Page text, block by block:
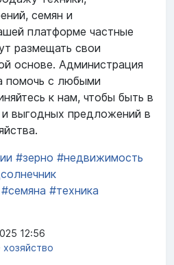
семян и
платформе частные
размещать свои
основе. Администрация
помочь с любыми
к нам, чтобы быть в
и выгодных предложений в
#зерно #недвижимость
#семяна #техника
12:56